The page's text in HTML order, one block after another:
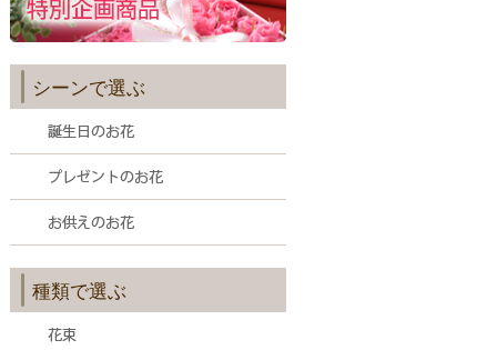
シーンで選ぶ
種類で選ぶ